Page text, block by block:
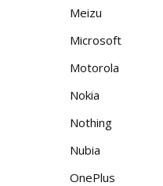
Meizu
Microsoft
Motorola
Nokia
Nothing
Nubia
OnePlus